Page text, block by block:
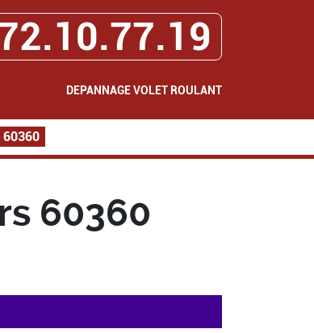
DEPANNAGE VOLET ROULANT
60360
60360